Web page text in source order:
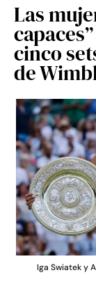
Las
cinco
de
Iga Swiatek y